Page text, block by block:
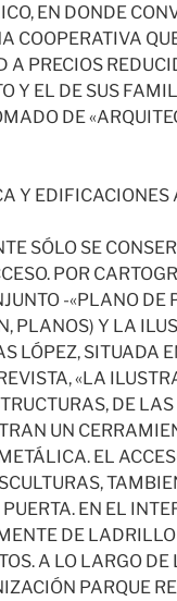
EN DONDE
COOPERATIVA
A PRECIOS
Y EL DE SUS
DE
Y EDIFICACIONES
SÓLO SE
POR
-«PLANO
PLANOS) Y LA
LÓPEZ, SITUADA
«LA
DE
UN
EL
EN EL
DE
A LO LARGO
PARQUE